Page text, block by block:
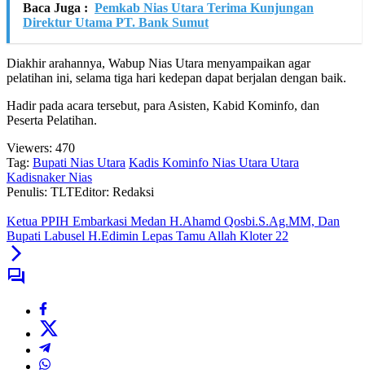
Baca Juga : Pemkab Nias Utara Terima Kunjungan
Direktur Utama PT. Bank Sumut
Diakhir arahannya, Wabup Nias Utara menyampaikan agar
pelatihan ini, selama tiga hari kedepan dapat berjalan dengan baik.
Hadir pada acara tersebut, para Asisten, Kabid Kominfo, dan
Peserta Pelatihan.
Viewers: 470
Tag: Bupati Nias Utara Kadis Kominfo Nias Utara Utara
Kadisnaker Nias
Penulis: TLTEditor: Redaksi
Ketua PPIH Embarkasi Medan H.Ahamd Qosbi.S.Ag.MM, Dan
Bupati Labusel H.Edimin Lepas Tamu Allah Kloter 22